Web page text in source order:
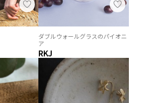
ダブルウォールグラスのパイオニ
ア
RKJ